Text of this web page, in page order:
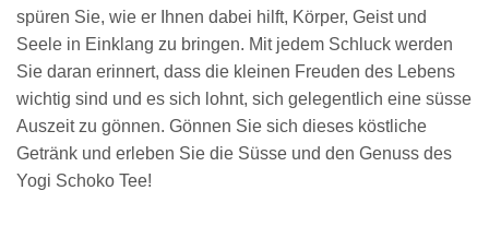
spüren Sie, wie er Ihnen dabei hilft, Körper, Geist und
Seele in Einklang zu bringen. Mit jedem Schluck werden
Sie daran erinnert, dass die kleinen Freuden des Lebens
wichtig sind und es sich lohnt, sich gelegentlich eine süsse
Auszeit zu gönnen. Gönnen Sie sich dieses köstliche
Getränk und erleben Sie die Süsse und den Genuss des
Yogi Schoko Tee!